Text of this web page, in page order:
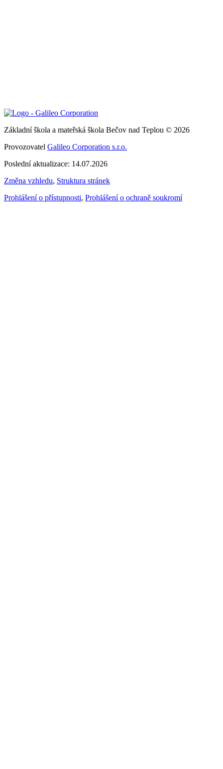
Základní škola a mateřská škola Bečov nad Teplou © 2026
Provozovatel Galileo Corporation s.r.o.
Poslední aktualizace: 14.07.2026
Změna vzhledu, Struktura stránek
Prohlášení o přístupnosti, Prohlášení o ochraně soukromí